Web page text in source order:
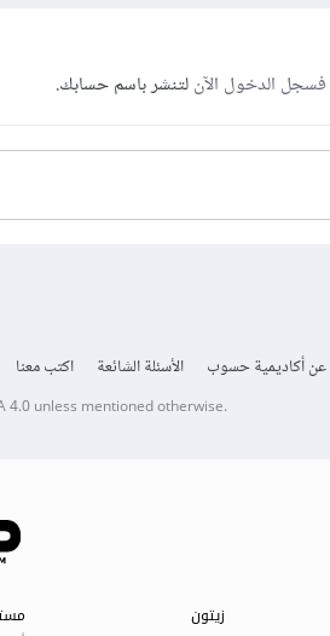
فسجل الدخول الآنلتنشر باسم حسابك.
عن أكاديمية حسوب الأسئلة الشائعة اكتب معنا
4.0unless mentioned otherwise.